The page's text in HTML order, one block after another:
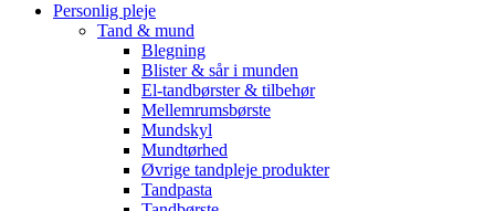
Personlig pleje
Tand & mund
Blegning
Blister & sår i munden
El-tandbørster & tilbehør
Mellemrumsbørste
Mundskyl
Mundtørhed
Øvrige tandpleje produkter
Tandpasta